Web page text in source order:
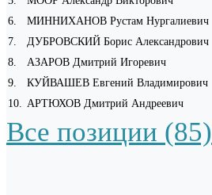
6
МИННИХАНОВ Рустам Нургалиевич
7
ДУБРОВСКИЙ Борис Александрович
8
АЗАРОВ Дмитрий Игоревич
9
КУЙВАШЕВ Евгений Владимирович
10
АРТЮХОВ Дмитрий Андреевич
Все позиции (85)